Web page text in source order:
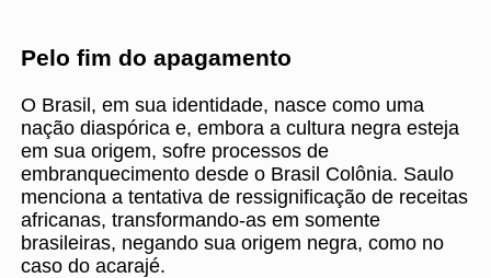
Pelo fim do apagamento
O Brasil, em sua identidade, nasce como uma
nação diaspórica e, embora a cultura negra esteja
em sua origem, sofre processos de
embranquecimento desde o Brasil Colônia. Saulo
menciona a tentativa de ressignificação de receitas
africanas, transformando-as em somente
brasileiras, negando sua origem negra, como no
caso do acarajé.